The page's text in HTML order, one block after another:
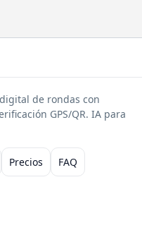
de rondas con
GPS/QR. IA para
Precios FAQ